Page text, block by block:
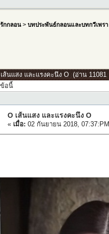
กกลอน> บทประพันธ์กลอนและบทกวีเพรา
ส้นแสง และแรงคะนึง O (อ่าน 11081
อนี้
O เส้นแสง และแรงคะนึง O
« เมื่อ: 02 กันยายน 2018,